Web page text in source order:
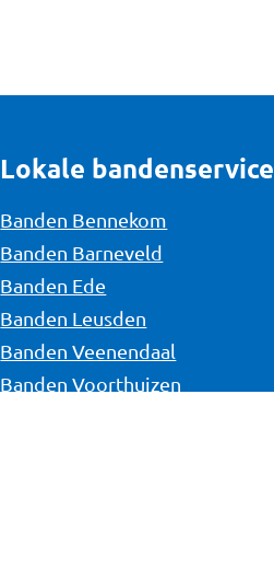
Lokale bandenservice
Banden Bennekom
Banden Barneveld
Banden Ede
Banden Leusden
Banden Veenendaal
Banden Voorthuizen